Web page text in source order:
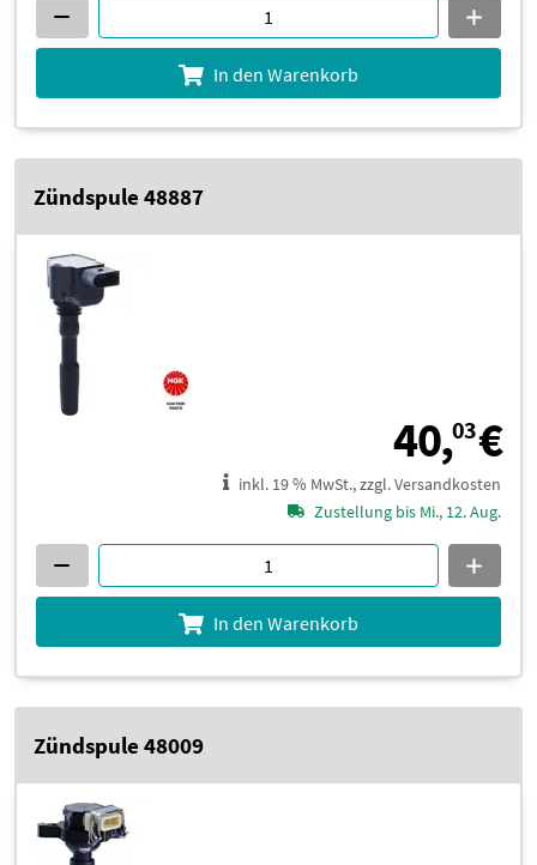
In den Warenkorb
Zündspule 48887
40,03€
inkl. 19 % MwSt., zzgl. Versandkosten
Zustellung bis Mi., 12. Aug.
In den Warenkorb
Zündspule 48009